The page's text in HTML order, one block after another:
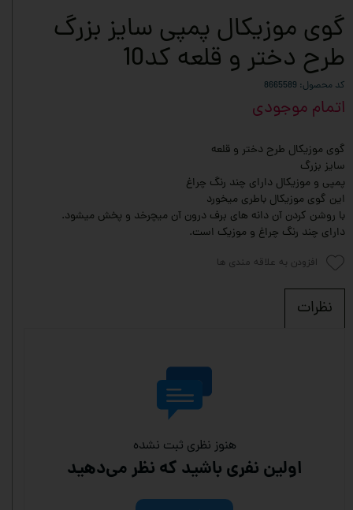
گوی موزیکال پمپی سایز بزرگ
طرح دختر و قلعه کد10
کد محصول: 8665589
اتمام موجودی
گوی موزیکال طرح دختر و قلعه
سایز بزرگ
پمپی و موزیکال دارای چند رنگ چراغ
این گوی موزیکال باطری میخورد
با روشن کردن آن دانه های برف درون آن میچرخد و پخش میشود.
دارای چند رنگ چراغ و موزیک است.
افزودن به علاقه مندی ها
نظرات
هنوز نظری ثبت نشده
اولین نفری باشید که نظر می‌دهید